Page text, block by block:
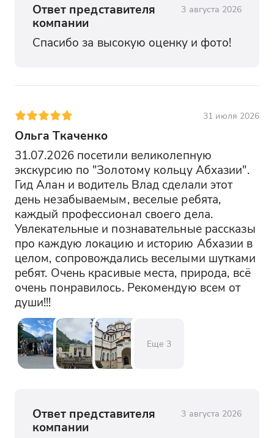
Ответ представителя
компании
3 августа 2026
Спасибо за высокую оценку и фото!
31 июля 2026
Ольга Ткаченко
31.07.2026 посетили великолепную
экскурсию по "Золотому кольцу Абхазии".
Гид Алан и водитель Влад сделали этот
день незабываемым, веселые ребята,
каждый профессионал своего дела.
Увлекательные и познавательные рассказы
про каждую локацию и историю Абхазии в
целом, сопровождались веселыми шутками
ребят. Очень красивые места, природа, всё
очень понравилось. Рекомендую всем от
души!!!
Еще 3
Ответ представителя
компании
3 августа 2026